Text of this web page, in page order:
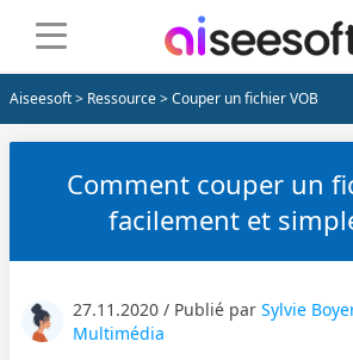
Aiseesoft> Ressource> Couper un fichier VOB
Comment couper un
facilement et
27.11.2020 / Publié parSylvie
Multimédia